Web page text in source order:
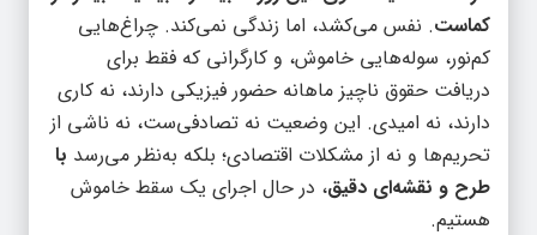
کماست. نفس می‌کشد، اما زندگی نمی‌کند. چراغ‌هایی
کم‌نور، سوله‌هایی خاموش، و کارگرانی که فقط برای
دریافت حقوق ناچیز ماهانه حضور فیزیکی دارند، نه کاری
دارند، نه امیدی. این وضعیت نه تصادفی‌ست، نه ناشی از
تحریم‌ها و نه از مشکلات اقتصادی؛ بلکه به‌نظر می‌رسد با
طرح و نقشه‌ای دقیق، در حال اجرای یک سقط خاموش
هستیم.